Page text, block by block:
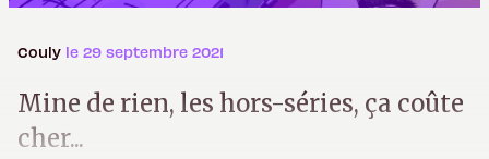
Couly le 29 septembre 2021
Mine de rien, les hors-séries, ça coûte
cher...